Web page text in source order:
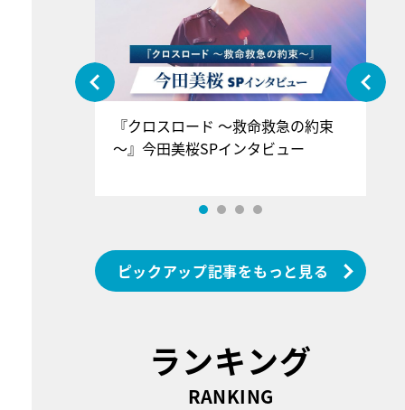
』＝LOV
インタ
『クロスロード ～救命救急の約束
～』今田美桜SPインタビュー
ピックアップ記事をもっと見る
ランキング
RANKING